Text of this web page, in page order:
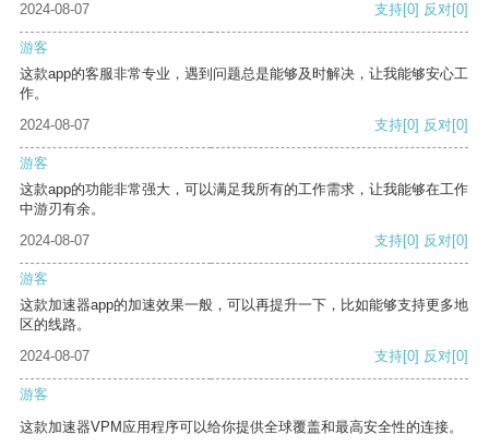
2024-08-07
支持[0] 反对[0]
游客
这款app的客服非常专业，遇到问题总是能够及时解决，让我能够安心工
作。
2024-08-07
支持[0] 反对[0]
游客
这款app的功能非常强大，可以满足我所有的工作需求，让我能够在工作
中游刃有余。
2024-08-07
支持[0] 反对[0]
游客
这款加速器app的加速效果一般，可以再提升一下，比如能够支持更多地
区的线路。
2024-08-07
支持[0] 反对[0]
游客
这款加速器VPM应用程序可以给你提供全球覆盖和最高安全性的连接。